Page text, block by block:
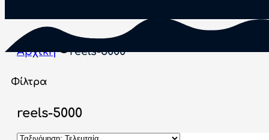
Αρχική reels-5000
Φίλτρα
reels-5000